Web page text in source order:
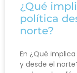
¿Qué
política
norte?
En ¿Qué
y desde el